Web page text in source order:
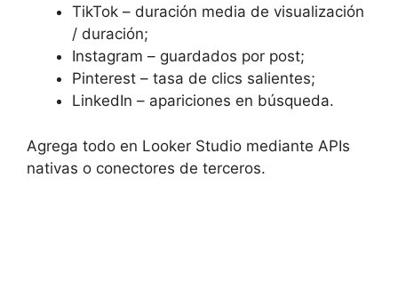
TikTok – duración media de visualización
/ duración;
Instagram – guardados por post;
Pinterest – tasa de clics salientes;
LinkedIn – apariciones en búsqueda.
Agrega todo en Looker Studio mediante APIs
nativas o conectores de terceros.